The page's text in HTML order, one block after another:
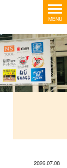
2026.07.08